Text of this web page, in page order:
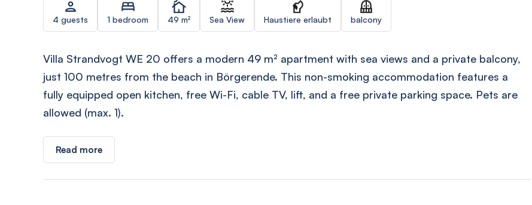
4 guests 1 bedroom 49 m² Sea View Haustiere erlaubt balcony
Villa Strandvogt WE 20 offers a modern 49 m² apartment with sea views and a private balcony,
just 100 metres from the beach in Börgerende. This non-smoking accommodation features a
fully equipped open kitchen, free Wi-Fi, cable TV, lift, and a free private parking space. Pets are
allowed (max. 1).
Read more